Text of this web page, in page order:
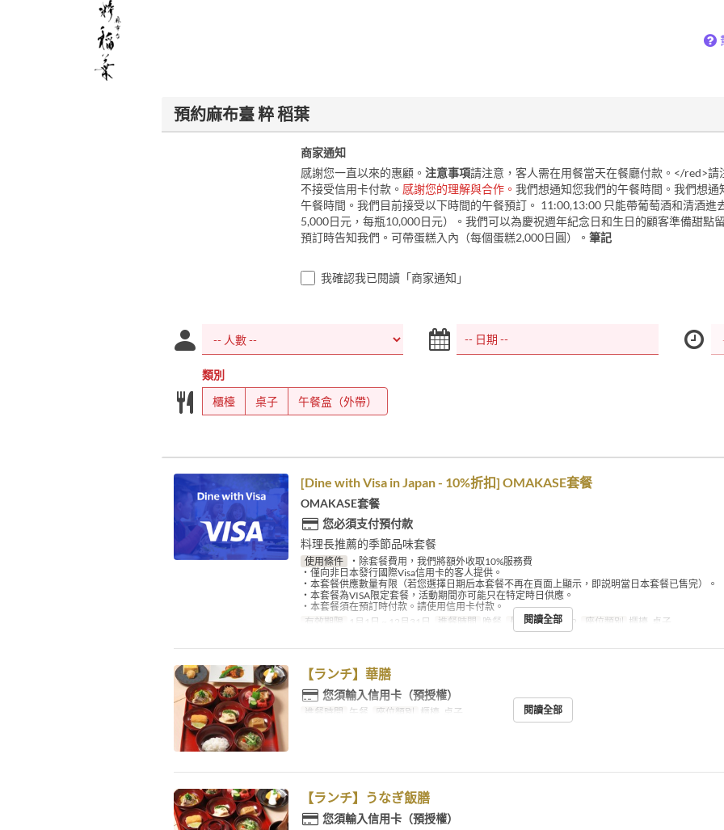
預約麻布臺 粹 稻葉
商家通知
感謝您一直以來的惠顧。 注意事項請注意，客人需在用餐當天在餐廳付款。</red>請
不接受信用卡付款。 感謝您的理解與合作。 我們想通知您我們的午餐時間。我們想通
午餐時間。我們目前接受以下時間的午餐預訂。 11:00,13:00 只能帶葡萄酒和清酒進
5,000日元，每瓶10,000日元）。我們可以為慶祝週年紀念日和生日的顧客準備甜點
預訂時告知我們。可帶蛋糕入內（每個蛋糕2,000日圓）。 筆記
我確認我已閱讀「商家通知」
類別
櫃檯
桌子 午餐盒（外帶）
[Dine with Visa in Japan - 10%折扣] OMAKASE套餐
OMAKASE套餐
您必須支付預付款
料理長推薦的季節品味套餐
使用條件
・除套餐費用，我們將額外收取10%服務費
・僅向非日本發行國際Visa信用卡的客人提供。
・本套餐供應數量有限（若您選擇日期后本套餐不再在頁面上顯示，即説明當日本套餐已售完）。
・本套餐為VISA限定套餐，活動期間亦可能只在特定時日供應。
・本套餐須在預訂時付款。請使用信用卡付款。
有效期限
1月1日 ~ 12月31日 進餐時間 晚餐 最大下單數 ~ 2 座位類別 櫃檯, 桌子
閱讀全部
【ランチ】華膳
您須輸入信用卡（預授權）
進餐時間 午餐 座位類別 櫃檯, 桌子 閱讀全部
【ランチ】うなぎ飯膳
您須輸入信用卡（預授權）